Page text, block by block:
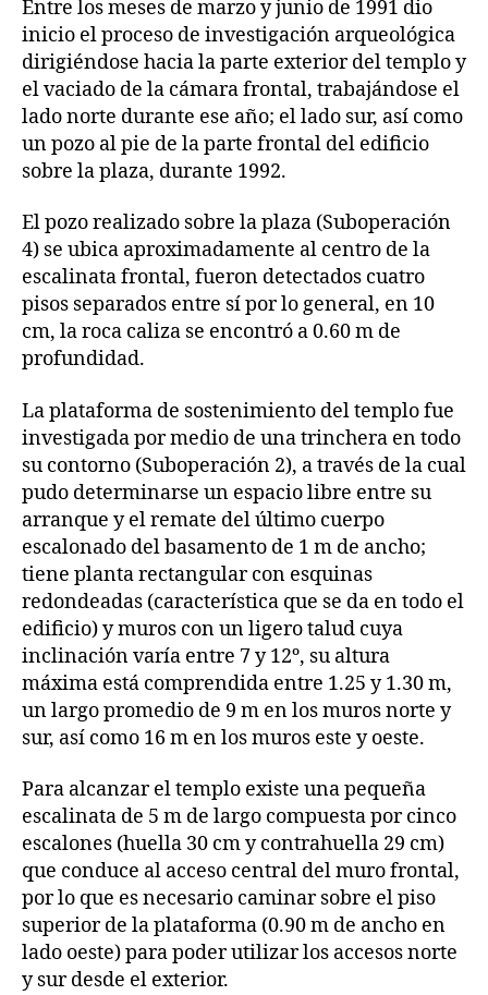
Entre los meses de marzo y junio de 1991 dio
inicio el proceso de investigación arqueológica
dirigiéndose hacia la parte exterior del templo y
el vaciado de la cámara frontal, trabajándose el
lado norte durante ese año; el lado sur, así como
un pozo al pie de la parte frontal del edificio
sobre la plaza, durante 1992.
El pozo realizado sobre la plaza (Suboperación
4) se ubica aproximadamente al centro de la
escalinata frontal, fueron detectados cuatro
pisos separados entre sí por lo general, en 10
cm, la roca caliza se encontró a 0.60 m de
profundidad.
La plataforma de sostenimiento del templo fue
investigada por medio de una trinchera en todo
su contorno (Suboperación 2), a través de la cual
pudo determinarse un espacio libre entre su
arranque y el remate del último cuerpo
escalonado del basamento de 1 m de ancho;
tiene planta rectangular con esquinas
redondeadas (característica que se da en todo el
edificio) y muros con un ligero talud cuya
inclinación varía entre 7 y 12º, su altura
máxima está comprendida entre 1.25 y 1.30 m,
un largo promedio de 9 m en los muros norte y
sur, así como 16 m en los muros este y oeste.
Para alcanzar el templo existe una pequeña
escalinata de 5 m de largo compuesta por cinco
escalones (huella 30 cm y contrahuella 29 cm)
que conduce al acceso central del muro frontal,
por lo que es necesario caminar sobre el piso
superior de la plataforma (0.90 m de ancho en
lado oeste) para poder utilizar los accesos norte
y sur desde el exterior.